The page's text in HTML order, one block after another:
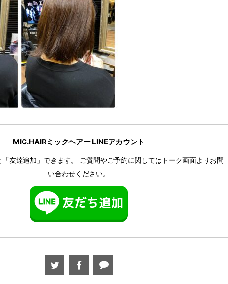
MIC.HAIRミックヘアー LINEアカウント
友達追加」できます。
ご質問やご予約に関してはトーク画面よりお問
い合わせください。